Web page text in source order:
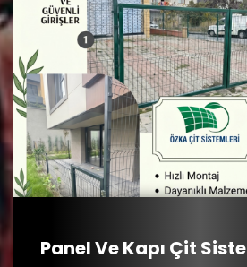
Panel Ve Kapı Çit